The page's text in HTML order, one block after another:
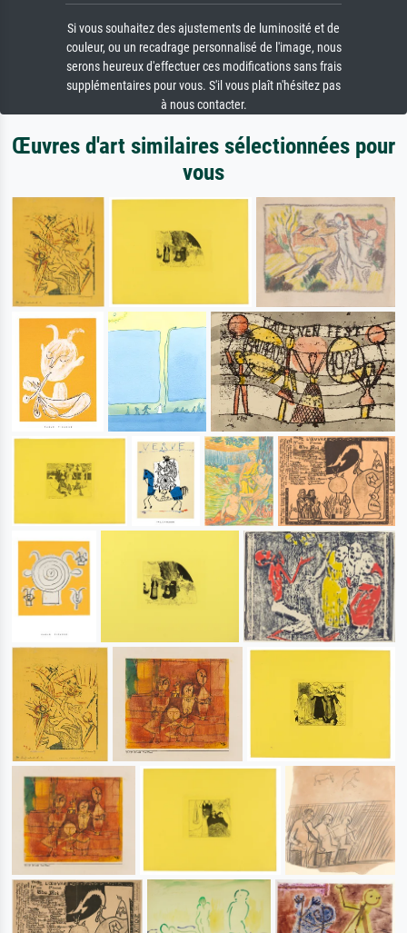
Si vous souhaitez des ajustements de luminosité et de
couleur, ou un recadrage personnalisé de l'image, nous
serons heureux d'effectuer ces modifications sans frais
supplémentaires pour vous. S'il vous plaît n'hésitez pas
à nous contacter.
Œuvres d'art similaires sélectionnées pour
vous